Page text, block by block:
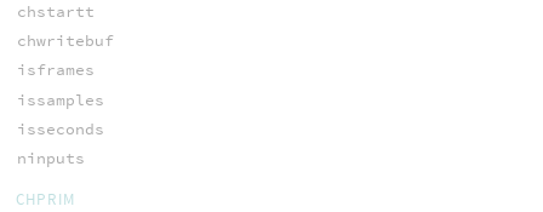
chstartt
chwritebuf
isframes
issamples
isseconds
ninputs
CHPRIM